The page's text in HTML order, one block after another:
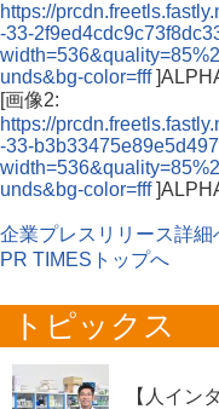
https://
-33-
unds&bg-color=fff
[画像2:
https://
-33-
unds&bg-color=fff
企業プレスリリース詳細
PR TIMESトップへ
トピックス
【人イン